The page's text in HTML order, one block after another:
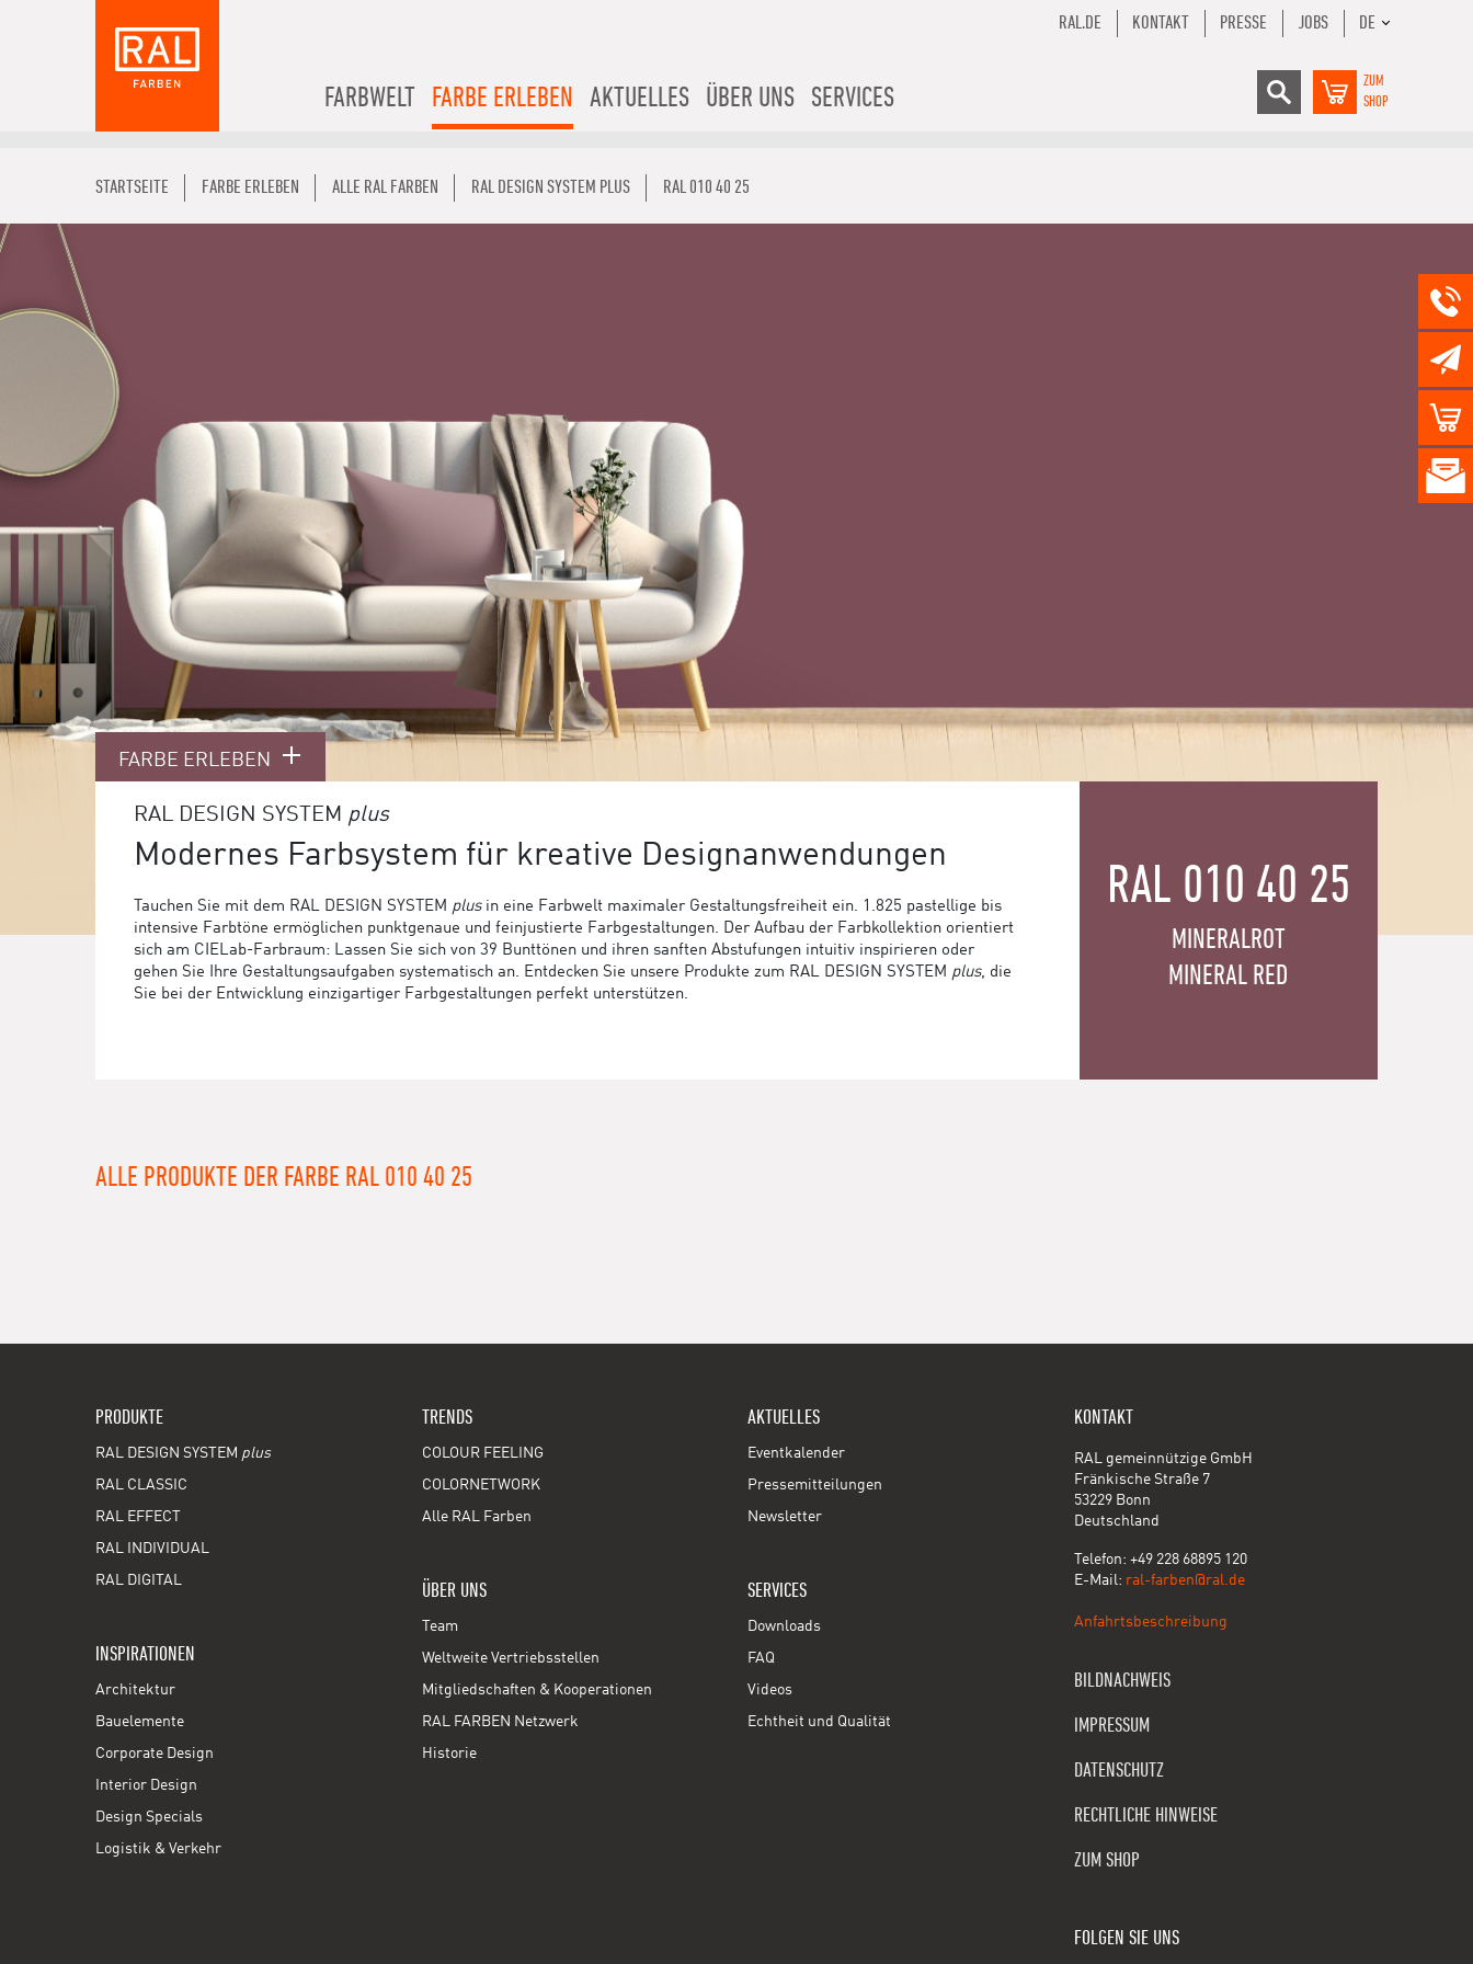
FARBWELT FARBE ERLEBEN AKTUELLES ÜBER UNS SERVICES
RAL.DE KONTAKT PRESSE JOBS DE
ZUM
SHOP
STARTSEITE FARBE ERLEBEN ALLE RAL FARBEN RAL DESIGN SYSTEM PLUS RAL 010 40 25
FARBE ERLEBEN
RAL DESIGN SYSTEM plus
Modernes Farbsystem für kreative Designanwendungen
Tauchen Sie mit dem RAL DESIGN SYSTEM plusin eine Farbwelt maximaler Gestaltungsfreiheit ein. 1.825 pastellige bis
intensive Farbtöne ermöglichen punktgenaue und feinjustierte Farbgestaltungen. Der Aufbau der Farbkollektion orientiert
sich am CIELab-Farbraum: Lassen Sie sich von 39 Bunttönen und ihren sanften Abstufungen intuitiv inspirieren oder
gehen Sie Ihre Gestaltungsaufgaben systematisch an. Entdecken Sie unsere Produkte zum RAL DESIGN SYSTEM plus, die
Sie bei der Entwicklung einzigartiger Farbgestaltungen perfekt unterstützen.
RAL 010 40 25
MINERALROT
MINERAL RED
ALLE PRODUKTE DER FARBE RAL 010 40 25
PRODUKTE
RAL DESIGN SYSTEM plus
RAL CLASSIC
RAL EFFECT
RAL INDIVIDUAL
RAL DIGITAL
INSPIRATIONEN
Architektur
Bauelemente
Corporate Design
Interior Design
Design Specials
Logistik & Verkehr
TRENDS
COLOUR FEELING
COLORNETWORK
Alle RAL Farben
ÜBER UNS
Team
Weltweite Vertriebsstellen
Mitgliedschaften & Kooperationen
RAL FARBEN Netzwerk
Historie
AKTUELLES
Eventkalender
Pressemitteilungen
Newsletter
SERVICES
Downloads
FAQ
Videos
Echtheit und Qualität
KONTAKT
RAL gemeinnützige GmbH
Fränkische Straße 7
53229 Bonn
Deutschland
Telefon: +49 228 68895 120
E-Mail: ral-farben@ral.de
Anfahrtsbeschreibung
BILDNACHWEIS
IMPRESSUM
DATENSCHUTZ
RECHTLICHE HINWEISE
ZUM SHOP
FOLGEN SIE UNS